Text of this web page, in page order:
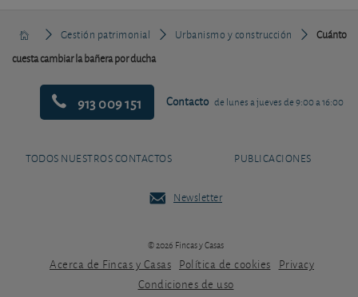
Gestión patrimonial Urbanismo y construcción
Cuánto
cuesta cambiar la bañera por ducha
913 009 151 Contacto de lunes a jueves de 9:00 a 16:00
TODOS NUESTROS CONTACTOS PUBLICACIONES
Newsletter
© 2026 Fincas y Casas
Acerca de Fincas y Casas Política de cookies
Privacy
Condiciones de uso